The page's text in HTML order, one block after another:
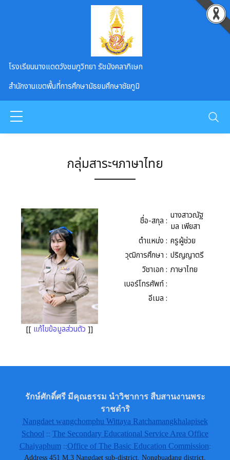
โรงเรียนนางแดดวังชมภูวิทยา รัชมังคลาภิเษก
สำนักงานเขตพื้นที่การศึกษามัธยมศึกษาชัยภูมิ
กลุ่มสาระฯภาษาไทย
[[ แก้ไขข้อมูลส่วนตัว ]]
ชื่อ-สกุล : นางสาวณัฐ
มล เพียสา
ตำแหน่ง : ครูผู้ช่วย
วุฒิการศึกษา : ปริญญาตรี
วิชาเอก : ภาษาไทย
เบอร์โทรศัพท์ :
อีเมล :
รักษ์ศักดิ์ศรี มีคุณธรรม นำวิชาการ สืบสานงานพระ
ราชดำริ
Nangdaet wangchomphu Wittaya Ratchamangkhalapisek
School :: The Secondary Educational Service Area Office
Chaiyaphum::Office of The Basic Education Commission:
Address 451 M.3 Nangdaet sub-district, Nongbuadang district,